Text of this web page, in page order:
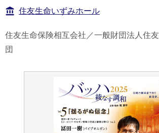
住友生命いずみホール
住友生命保険相互会社／一般財団法人住
団